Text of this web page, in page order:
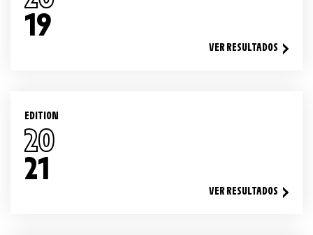
19
VER RESULTADOS
EDITION
20
21
VER RESULTADOS